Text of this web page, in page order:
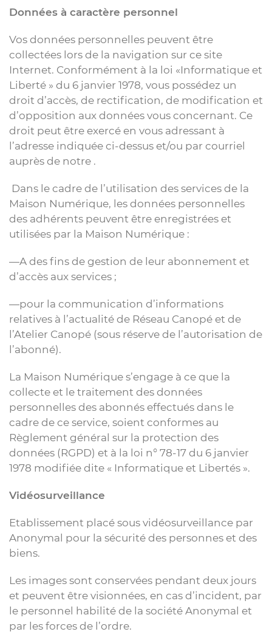
Données à caractère personnel
Vos données personnelles peuvent être
collectées lors de la navigation sur ce site
Internet. Conformément à la loi «Informatique et
Liberté » du 6 janvier 1978, vous possédez un
droit d’accès, de rectification, de modification et
d’opposition aux données vous concernant. Ce
droit peut être exercé en vous adressant à
l’adresse indiquée ci-dessus et/ou par courriel
auprès de notre .
Dans le cadre de l’utilisation des services de la
Maison Numérique, les données personnelles
des adhérents peuvent être enregistrées et
utilisées par la Maison Numérique :
—A des fins de gestion de leur abonnement et
d’accès aux services ;
—pour la communication d’informations
relatives à l’actualité de Réseau Canopé et de
l’Atelier Canopé (sous réserve de l’autorisation de
l’abonné).
La Maison Numérique s’engage à ce que la
collecte et le traitement des données
personnelles des abonnés effectués dans le
cadre de ce service, soient conformes au
Règlement général sur la protection des
données (RGPD) et à la loi n° 78-17 du 6 janvier
1978 modifiée dite « Informatique et Libertés ».
Vidéosurveillance
Etablissement placé sous vidéosurveillance par
Anonymal pour la sécurité des personnes et des
biens.
Les images sont conservées pendant deux jours
et peuvent être visionnées, en cas d’incident, par
le personnel habilité de la société Anonymal et
par les forces de l’ordre.